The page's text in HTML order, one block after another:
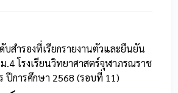
บสำรองที่เรียกรายงานตัวและยืนยัน
.4 โรงเรียนวิทยาศาสตร์จุฬาภรณราช
ปีการศึกษา 2568 (รอบที่ 11)